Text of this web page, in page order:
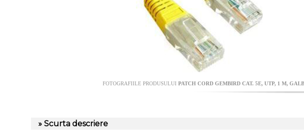
FOTOGRAFIILE PRODUSULUI PATCH CORD GEMBIRD CAT. 5E, UTP, 1 M,
» Scurta descriere